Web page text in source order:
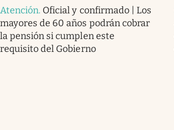
Atención. Oficial y confirmado | Los
mayores de 60 años podrán cobrar
la pensión si cumplen este
requisito del Gobierno